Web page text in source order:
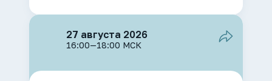
27 августа 2026
16:00—18:00 МСК